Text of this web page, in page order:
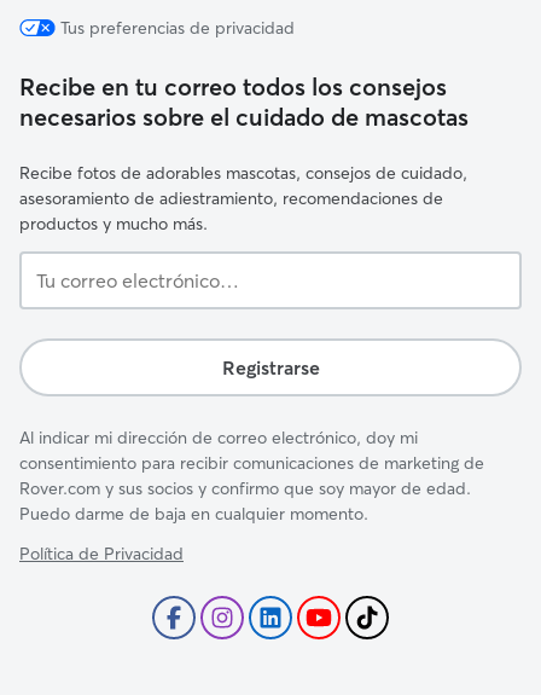
Tus preferencias de privacidad
Recibe en tu correo todos los consejos
necesarios sobre el cuidado de mascotas
Recibe fotos de adorables mascotas, consejos de cuidado,
asesoramiento de adiestramiento, recomendaciones de
productos y mucho más.
correo
Registrarse
Al indicar mi dirección de correo electrónico, doy mi
consentimiento para recibir comunicaciones de marketing de
Rover.com y sus socios y confirmo que soy mayor de edad.
Puedo darme de baja en cualquier momento.
Política de Privacidad